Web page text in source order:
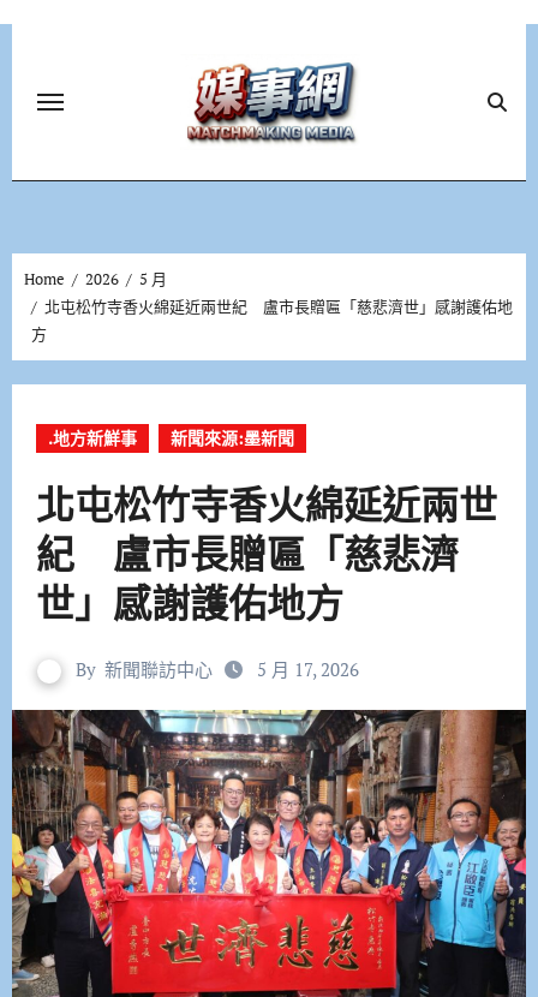
Home 2026
5 月
北屯松竹寺香火綿延近兩世紀 盧市長贈匾「慈悲濟世」感謝護佑地
方
.地方新鮮事 新聞來源:墨新聞
北屯松竹寺香火綿延近兩世
紀 盧市長贈匾「慈悲濟
世」感謝護佑地方
By 新聞聯訪中心 5 月 17, 2026